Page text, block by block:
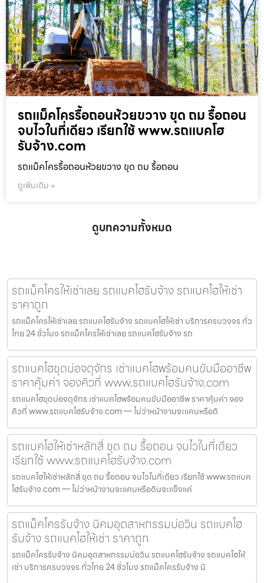
รถแม็คโครรื้อถอนห้วยขวาง ขุด ถม รื้อถอน
จบไวในที่เดียว เรียกใช้ www.รถแบคโฮ
รับจ้าง.com
รถแม็คโครรื้อถอนห้วยขวาง ขุด ถม รื้อถอน
ดูเพิ่มเติม »
ดูบทความทั้งหมด
รถแม็คโครให้เช่าเลย รถแบคโฮรับจ้าง รถแบคโฮให้เช่า
ราคาถูก
รถแม็คโครให้เช่าเลย รถแบคโฮรับจ้าง รถแบคโฮให้เช่า บริการครบวงจร ทั่ว
ไทย 24 ชั่วโมง รถแม็คโครให้เช่าเลย รถแบคโฮรับจ้าง รถ
รถแบคโฮขุดบ่อจตุจักร เช่าแบคโฮพร้อมคนขับมืออาชีพ
ราคาคุ้มค่า จองคิวที่ www.รถแบคโฮรับจ้าง.com
รถแบคโฮขุดบ่อจตุจักร เช่าแบคโฮพร้อมคนขับมืออาชีพ ราคาคุ้มค่า จอง
คิวที่ www.รถแบคโฮรับจ้าง.com — ไม่ว่าหน้างานจะแคบหรือดิ
รถแบคโฮให้เช่าหลักสี่ ขุด ถม รื้อถอน จบไวในที่เดียว
เรียกใช้ www.รถแบคโฮรับจ้าง.com
รถแบคโฮให้เช่าหลักสี่ ขุด ถม รื้อถอน จบไวในที่เดียว เรียกใช้ www.รถแบค
โฮรับจ้าง.com — ไม่ว่าหน้างานจะแคบหรือดินจะแข็งแค่
รถแม็คโครรับจ้าง นิคมอุตสาหกรรมบ่อวิน รถแบคโฮ
รับจ้าง รถแบคโฮให้เช่า ราคาถูก
รถแม็คโครรับจ้าง นิคมอุตสาหกรรมบ่อวิน รถแบคโฮรับจ้าง รถแบคโฮให้
เช่า บริการครบวงจร ทั่วไทย 24 ชั่วโมง รถแม็คโครรับจ้าง นิ